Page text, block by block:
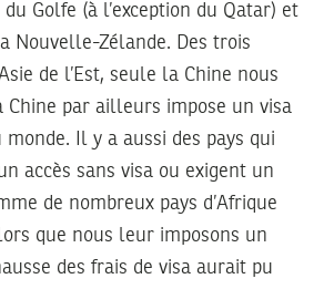
du Golfe (à l’exception du Qatar) et
Nouvelle-Zélande. Des trois
de l’Est, seule la Chine nous
Chine par ailleurs impose un visa
Il y a aussi des pays qui
accès sans visa ou exigent un
de nombreux pays d’Afrique
que nous leur imposons un
des frais de visa aurait pu